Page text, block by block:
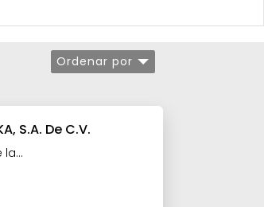
Ordenar por
S.A. De C.V.
la